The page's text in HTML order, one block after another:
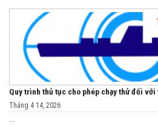
Quy trình thủ tục cho phép chạy thử đối với
Tháng 4 14, 2026
...